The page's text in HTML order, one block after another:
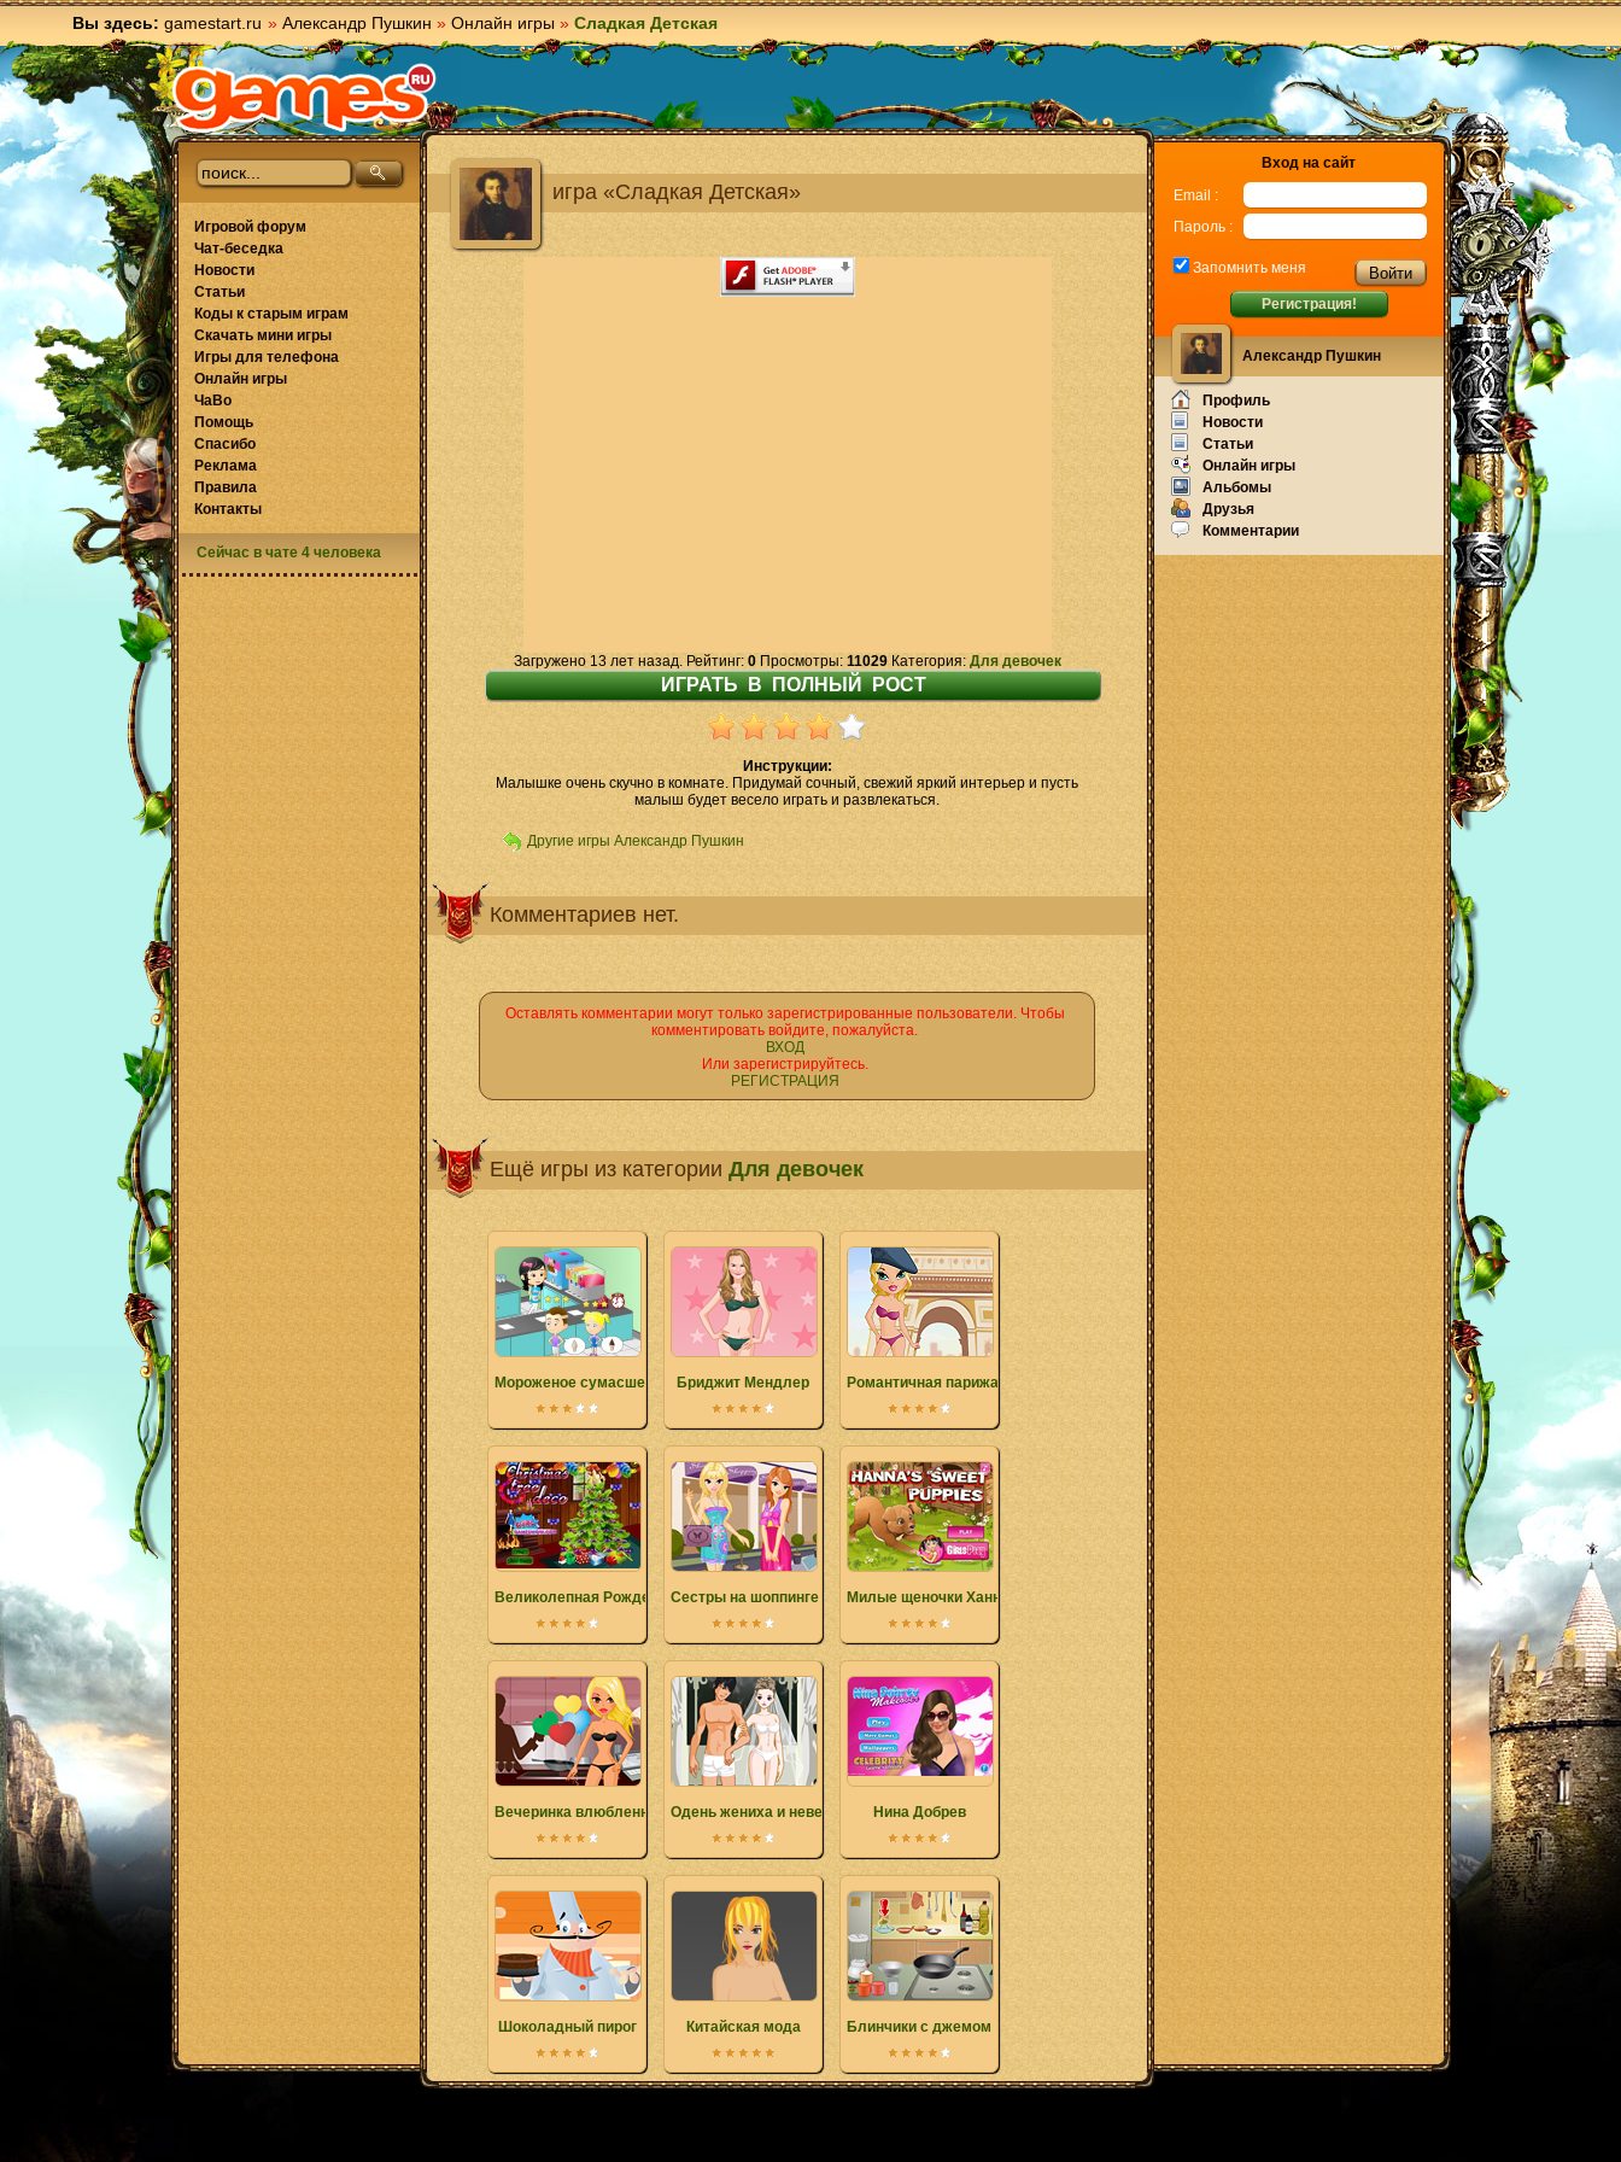
Вы здесь: gamestart.ru » Александр Пушкин » Онлайн игры » Сладкая Детская
игра «Сладкая Детская»
Загружено 13 лет назад. Рейтинг: 0Просмотры: 11029Категория: Для девочек
Инструкции:
Малышке очень скучно в комнате. Придумай сочный, свежий яркий интерьер и пусть
малыш будет весело играть и развлекаться.
Другие игры Александр Пушкин
Комментариев нет.
Оставлять комментарии могут только зарегистрированные пользователи. Чтобы
комментировать войдите, пожалуйста.
ВХОД
Или зарегистрируйтесь.
РЕГИСТРАЦИЯ
Ещё игры из категории Для девочек
Мороженое сумасшествиеБриджит Мендлер Романтичная парижанка
Великолепная Рождественская елка
Сестры на шоппинге Милые щеночки Ханны
Вечеринка влюбленных Одень жениха и невесту Нина Добрев
Шоколадный пирог Китайская мода Блинчики с джемом
Игровой форум
Чат-беседка
Новости
Статьи
Коды к старым играм
Скачать мини игры
Игры для телефона
Онлайн игры
ЧаВо
Помощь
Спасибо
Реклама
Правила
Контакты
Сейчас в чате 4 человека
Вход на сайт
Email :
Пароль :
Запомнить меня
Регистрация!
Александр Пушкин
Профиль
Новости
Статьи
Онлайн игры
Альбомы
Друзья
Комментарии